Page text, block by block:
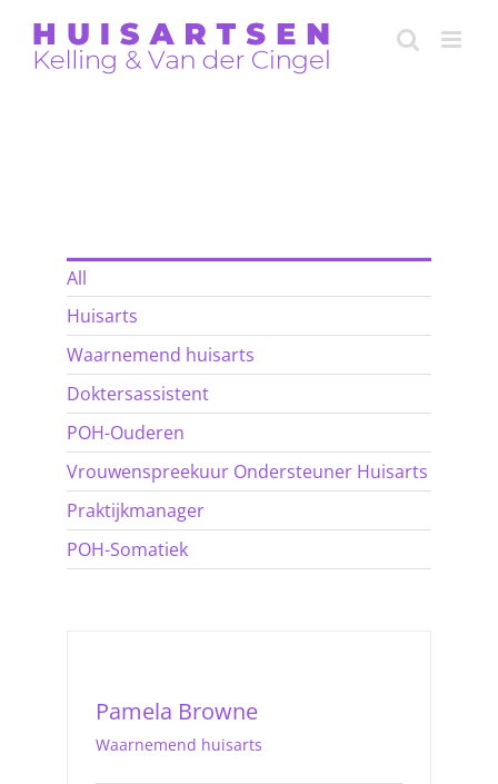
All
Huisarts
Waarnemend huisarts
Doktersassistent
POH-Ouderen
Vrouwenspreekuur Ondersteuner Huisarts
Praktijkmanager
POH-Somatiek
Pamela Browne
Waarnemend huisarts